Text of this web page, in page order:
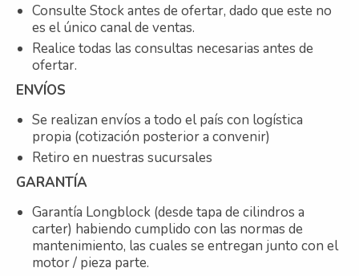
Consulte Stock antes de ofertar, dado que este no
es el único canal de ventas.
Realice todas las consultas necesarias antes de
ofertar.
ENVÍOS
Se realizan envíos a todo el país con logística
propia (cotización posterior a convenir)
Retiro en nuestras sucursales
GARANTÍA
Garantía Longblock (desde tapa de cilindros a
carter) habiendo cumplido con las normas de
mantenimiento, las cuales se entregan junto con el
motor / pieza parte.